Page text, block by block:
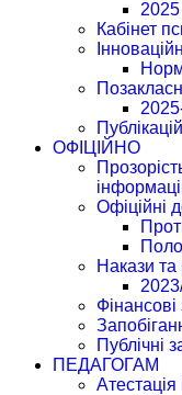
2025
Кабінет
ОФІЦІЙНО
Офіційні
Накази
Фінансові
Публічні
ПЕДАГОГАМ